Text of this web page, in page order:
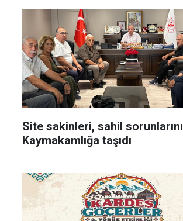
Site sakinleri, sahil sorunlarını
Kaymakamlığa taşıdı